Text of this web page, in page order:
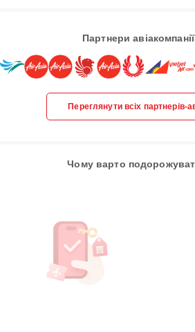
Партнери
Переглянути всіх партнерів-
Чому варто